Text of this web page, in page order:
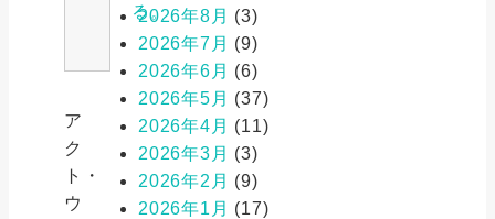
る。
ア
ク
ト・
ウ
2026年8月 (3)
2026年7月 (9)
2026年6月 (6)
2026年5月 (37)
2026年4月 (11)
2026年3月 (3)
2026年2月 (9)
2026年1月 (17)